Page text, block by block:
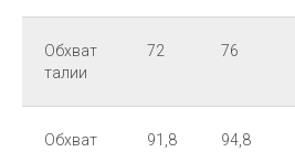
Обхват
талии
72 76
Обхват
91,8 94,8